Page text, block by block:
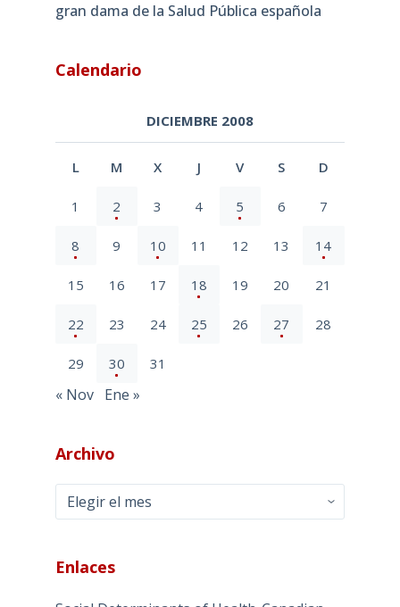
gran dama de la Salud Pública española
Calendario
DICIEMBRE 2008
L M X J V S D
1 2 3 4 5 6 7
8 9 10 11 12 13 14
15 16 17 18 19 20 21
22 23 24 25 26 27 28
29 30 31
« Nov Ene »
Archivo
Archivo
Enlaces